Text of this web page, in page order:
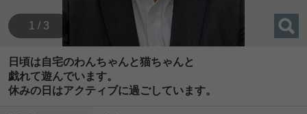
1 / 3
日頃は自宅のわんちゃんと猫ちゃんと
戯れて遊んでいます。
休みの日はアクティブに過ごしています。